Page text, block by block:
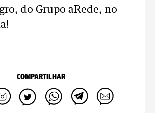
do Grupo aRede, no
COMPARTILHAR